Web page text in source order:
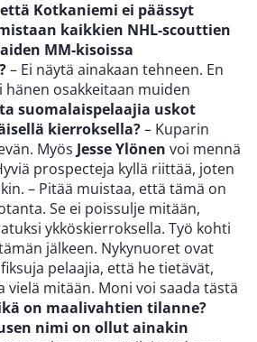
Kotkaniemi ei päässyt
kaikkien NHL-scouttien
MM-kisoissa
– Ei näytä ainakaan tehneen. En
osakkeitaan muiden
suomalaispelaajia uskot
kierroksella?– Kuparin
Myös Jesse Ylönen voi mennä
prospecteja kyllä riittää, joten
– Pitää muistaa, että tämä on
Se ei poissulje mitään,
ykköskierroksella. Työ kohti
jälkeen. Nykynuoret ovat
pelaajia, että he tietävät,
vielä mitään. Moni voi saada tästä
on maalivahtien tilanne?
nimi on ollut ainakin